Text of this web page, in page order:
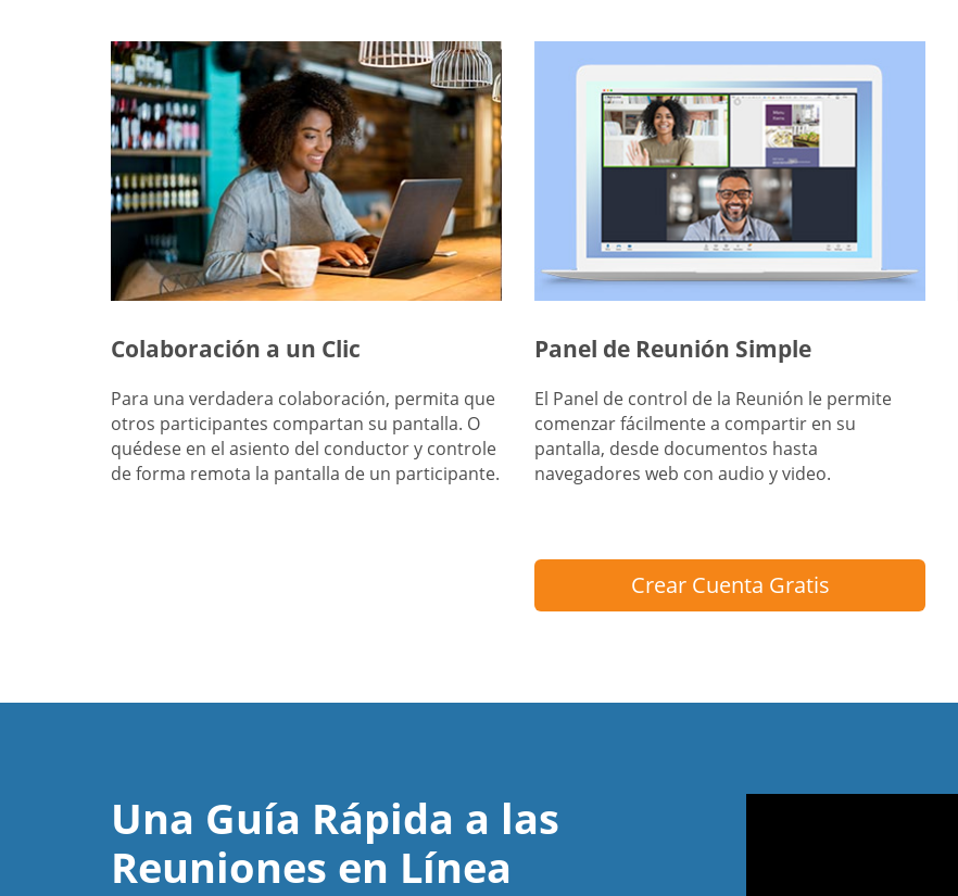
Colaboración a un Clic
Para una verdadera colaboración, permita que
otros participantes compartan su pantalla. O
quédese en el asiento del conductor y controle
de forma remota la pantalla de un participante.
Panel de Reunión Simple
El Panel de control de la Reunión le permite
comenzar fácilmente a compartir en su
pantalla, desde documentos hasta
navegadores web con audio y video.
Crear Cuenta Gratis
Una Guía Rápida a las
Reuniones en Línea